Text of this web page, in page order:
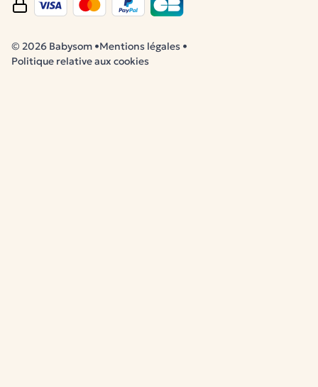
© 2026 Babysom •Mentions légales •
Politique relative aux cookies